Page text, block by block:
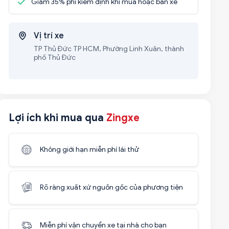
Giảm 35% phí kiểm định khi mua hoặc bán xe
Vị trí xe
TP Thủ Đức TP HCM, Phường Linh Xuân, thành
phố Thủ Đức
Lợi ích khi mua qua Zingxe
Không giới hạn miễn phí lái thử
Rõ ràng xuất xứ nguồn gốc của phương tiện
Miễn phí vận chuyển xe tại nhà cho bạn